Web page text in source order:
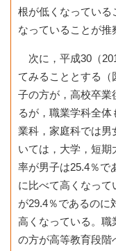
根が低くなっている
なっていることが推
次に，平成30（
てみることとする（
子の方が，高校卒業
るが，職業学科全
業科，家庭科では男
いては，大学，短
率が男子は25.4％で
に比べて高くなっ
が29.4％であるのに
高くなっている。職
の方が高等教育段階